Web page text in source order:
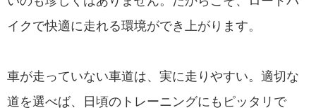
イクで快適に走れる環境ができ上がります。
車が走っていない車道は、実に走りやすい。適切な
道を選べば、日頃のトレーニングにもピッタリで